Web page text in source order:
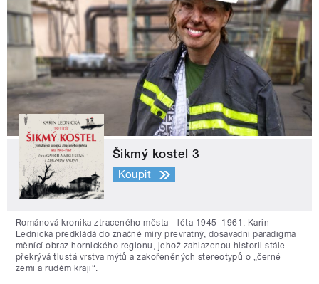
Šikmý kostel 3
Koupit
Románová kronika ztraceného města - léta 1945–1961. Karin
Lednická předkládá do značné míry převratný, dosavadní paradigma
měnící obraz hornického regionu, jehož zahlazenou historii stále
překrývá tlustá vrstva mýtů a zakořeněných stereotypů o „černé
zemi a rudém kraji“.